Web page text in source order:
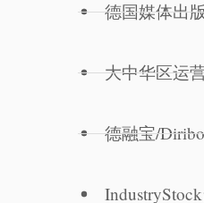
德国媒体出
大中华区运
德融宝/